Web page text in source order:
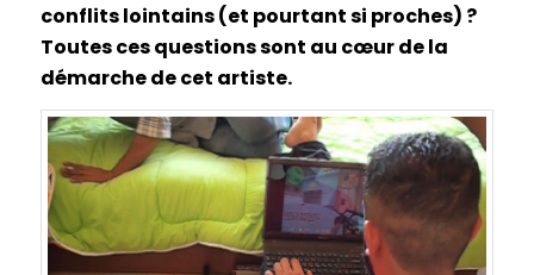
conflits lointains (et pourtant si proches) ?
Toutes ces questions sont au cœur de la
démarche de cet artiste.